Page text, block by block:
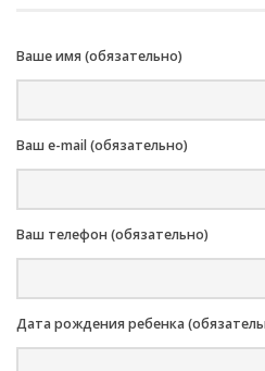
Ваше имя (обязательно)
Ваш e-mail (обязательно)
Ваш телефон (обязательно)
Дата рождения ребенка